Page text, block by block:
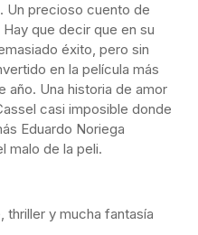
Un precioso cuento de
que decir que en su
éxito, pero sin
en la película más
año. Una historia de amor
casi imposible donde
Eduardo Noriega
malo de la peli.
thriller y mucha fantasía